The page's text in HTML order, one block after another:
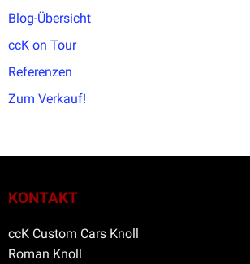
Blog-Übersicht
ccK on Tour
Referenzen
Zum Verkauf!
KONTAKT
ccK Custom Cars Knoll
Roman Knoll